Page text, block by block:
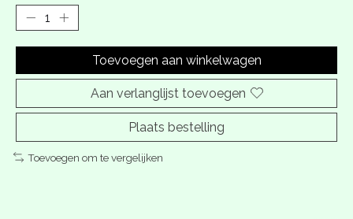
Toevoegen aan winkelwagen
Aan verlanglijst toevoegen
Plaats bestelling
Toevoegen om te vergelijken